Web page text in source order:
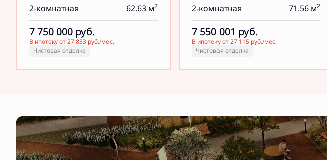
2-комнатная 62.63 м2
7 750 000 руб.
В ипотеку от 27 833 руб./мес.
Чистовая отделка
2-комнатная 71.56 м2
7 550 001 руб.
В ипотеку от 27 115 руб./мес.
Чистовая отделка